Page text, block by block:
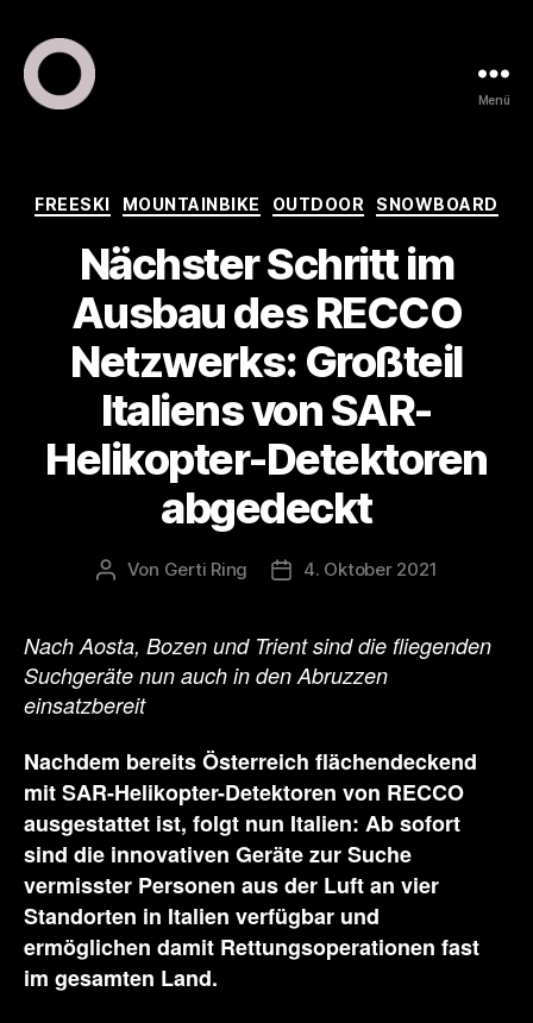
public
relations
marketing
Menü
Kategorien
FREESKI MOUNTAINBIKE OUTDOOR SNOWBOARD
Nächster Schritt im
Ausbau des RECCO
Netzwerks: Großteil
Italiens von SAR-
Helikopter-Detektoren
abgedeckt
Beitragsautor
Von Gerti Ring Veröffentlichungsdatum
4. Oktober 2021
Nach Aosta, Bozen und Trient sind die fliegenden
Suchgeräte nun auch in den Abruzzen
einsatzbereit
Nachdem bereits Österreich flächendeckend
mitSAR-Helikopter-Detektoren von RECCO
ausgestattet ist, folgt nun Italien: Ab sofort
sind die innovativen Geräte zur Suche
vermisster Personen aus der Luft an vier
Standorten in Italien verfügbar und
ermöglichen damit Rettungsoperationen fast
im gesamten Land.